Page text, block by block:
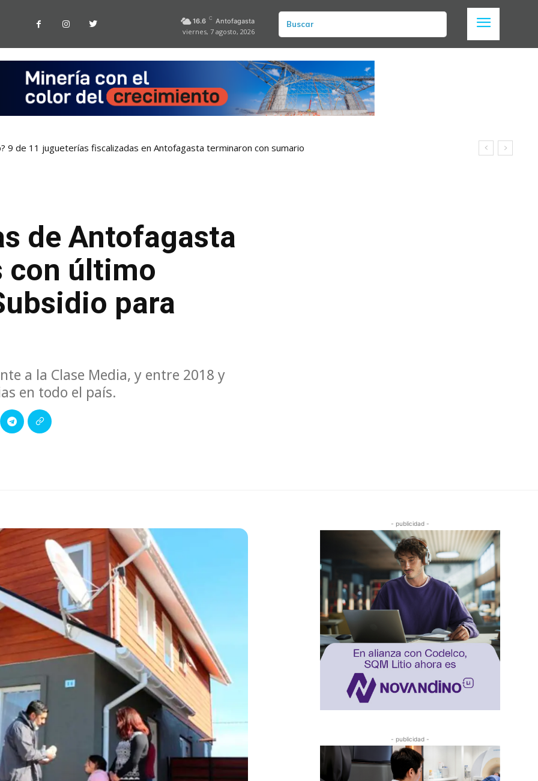
16.6 C Antofagasta
viernes, 7 agosto, 2026
Buscar
9 de 11 jugueterías fiscalizadas en Antofagasta terminaron con sumario
de Antofagasta
con último
para
a la Clase Media, y entre 2018 y
en todo el país.
- publicidad -
- publicidad -